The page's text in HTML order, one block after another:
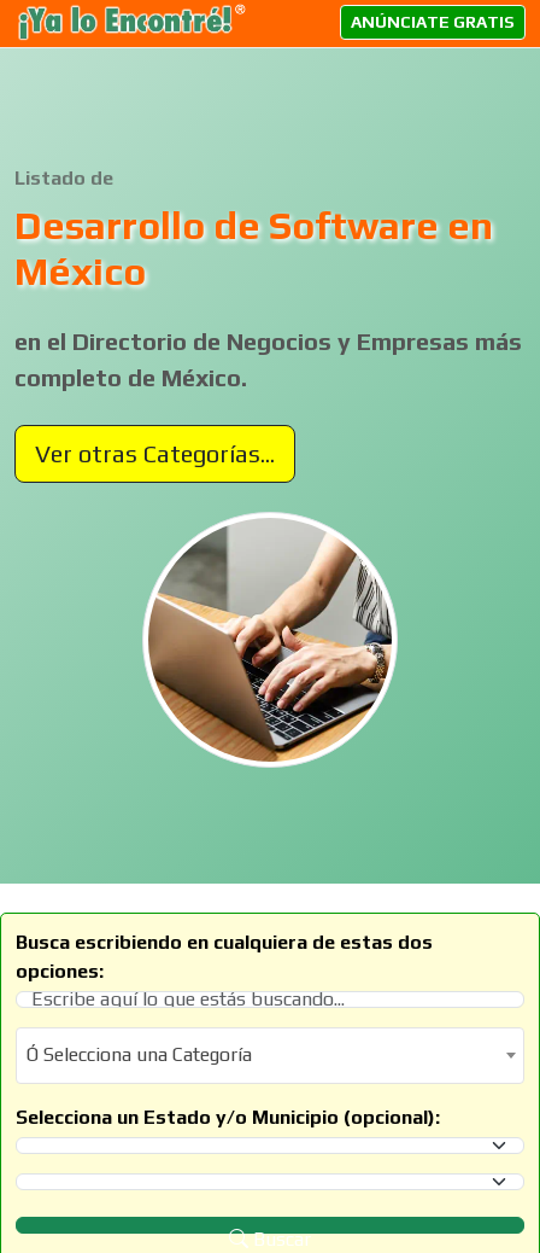
ANÚNCIATE GRATIS
Listado de
Desarrollo de Software en
México
en el Directorio de Negocios y Empresas más
completo de México.
Ver otras Categorías...
Busca escribiendo en cualquiera de estas dos
opciones:
Ó Selecciona una Categoría
Ó Selecciona una Categoría
Selecciona un Estado y/o Municipio (opcional):
Selecciona un Estado
Selecciona un Municipio
Buscar